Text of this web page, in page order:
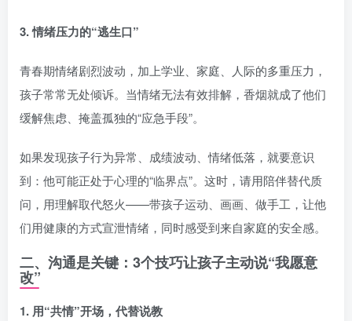
3. 情绪压力的“逃生口”
青春期情绪剧烈波动，加上学业、家庭、人际的多重压力，
孩子常常无处倾诉。当情绪无法有效排解，香烟就成了他们
缓解焦虑、掩盖孤独的“应急手段”。
如果发现孩子行为异常、成绩波动、情绪低落，就要意识
到：他可能正处于心理的“临界点”。这时，请用陪伴替代质
问，用理解取代怒火——带孩子运动、画画、做手工，让他
们用健康的方式宣泄情绪，同时感受到来自家庭的安全感。
二、沟通是关键：3个技巧让孩子主动说“我愿意
改”
1. 用“共情”开场，代替说教